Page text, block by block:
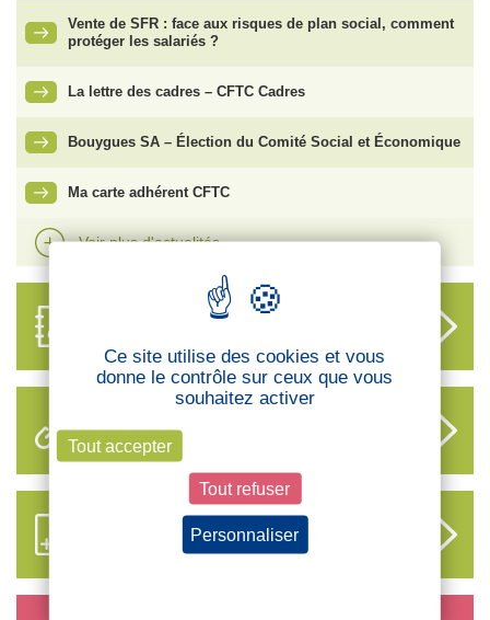
Vente de SFR : face aux risques de plan social, comment
protéger les salariés ?
La lettre des cadres – CFTC Cadres
Bouygues SA – Élection du Comité Social et Économique
Ma carte adhérent CFTC
Voir plus d'actualités
LIENS UTILES
S’ABONNER AUX NOUVEAUX
CONTENUS CFTC
Ce site utilise des cookies et vous
donne le contrôle sur ceux que vous
souhaitez activer
Tout accepter
Tout refuser
Personnaliser